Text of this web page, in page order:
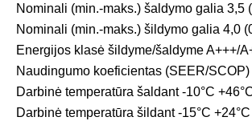
Nominali (min.-maks.) šaldymo galia 3,5
Nominali (min.-maks.) šildymo galia 4,0
Energijos klasė šildyme/šaldyme A+++/
Naudingumo koeficientas (SEER/SCOP)
Darbinė temperatūra šaldant -10°C
Darbinė temperatūra šildant -15°C +24°C